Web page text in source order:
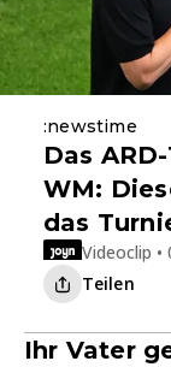
:newstime
Das
WM:
das
Videoclip •
Teilen
Ihr Vater